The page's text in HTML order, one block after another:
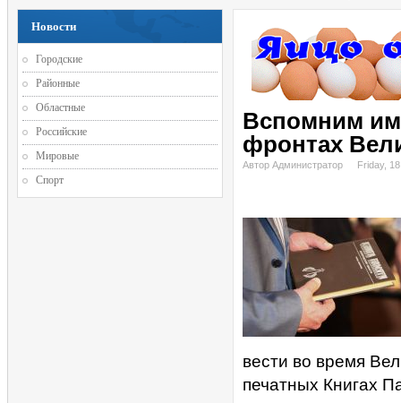
Вспомним
фронтах
Автор Администратор Friday,
вести во время
печатных Книгах
Новости
Городские
Районные
Областные
Российские
Мировые
Спорт